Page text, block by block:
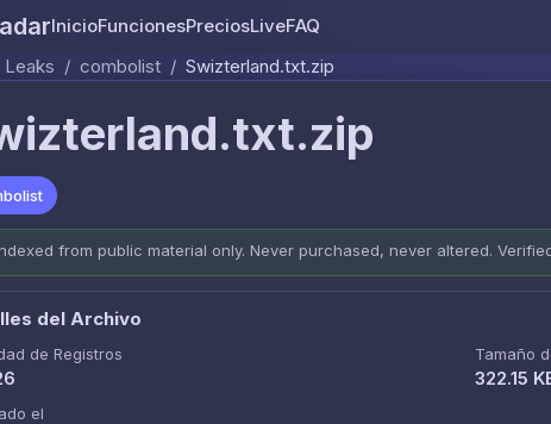
InicioFuncionesPreciosLiveFAQ
Leaks / combolist / Swizterland.txt.zip
from public material only. Never purchased, never altered.
del Archivo
de Registros Tamaño
322.15
el